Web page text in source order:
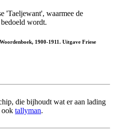
'Taeljewant', waarmee de
bedoeld wordt.
1900-1911. Uitgave Friese
die bijhoudt wat er aan lading
ook tallyman.